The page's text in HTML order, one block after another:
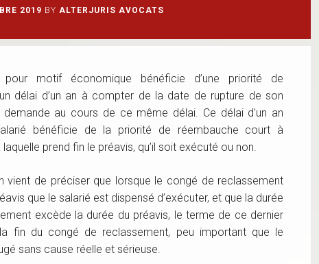
2019 BY ALTERJURIS AVOCATS
motif économique bénéficie d’une priorité de
délai d’un an à compter de la date de rupture de son
au cours de ce même délai. Ce délai d’un an
bénéficie de la priorité de réembauche court à
prend fin le préavis, qu’il soit exécuté ou non.
vient de préciser que lorsque le congé de reclassement
que le salarié est dispensé d’exécuter, et que la durée
excède la durée du préavis, le terme de ce dernier
fin du congé de reclassement, peu important que le
sans cause réelle et sérieuse.